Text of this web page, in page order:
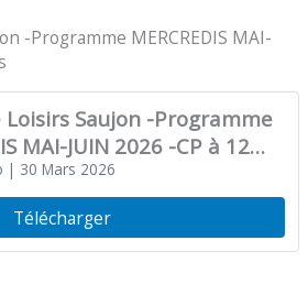
-Programme MERCREDIS MAI-
Saujon -Programme
MAI-JUIN 2026 -CP à 12
| 30 Mars 2026
Télécharger